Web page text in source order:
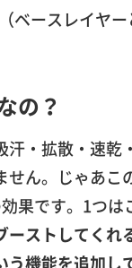
（ベースレイヤ
の？
・拡散・速
ん。じゃあ
果です。1つ
ストしてく
う機能を追加し